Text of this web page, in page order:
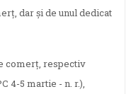
dar şi de unul dedicat
comerţ, respectiv
4-5 martie - n. r.),